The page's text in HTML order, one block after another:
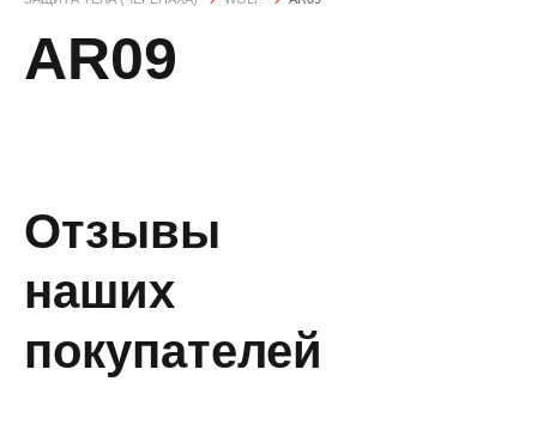
AR09
Отзывы
наших
покупателей